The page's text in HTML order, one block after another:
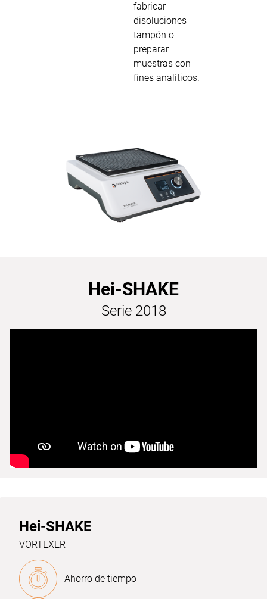
fabricar
disoluciones
tampón o
preparar
muestras con
fines analíticos.
Hei-SHAKE
Serie 2018
Hei-SHAKE
VORTEXER
Ahorro de tiempo